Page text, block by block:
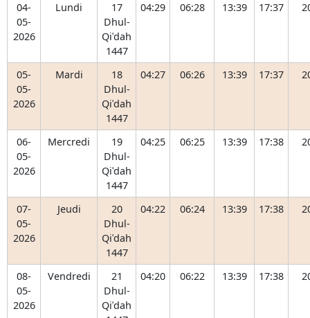
04-
05-
2026
Lundi
17
Dhul-
Qiʿdah
1447
04:29 06:28 13:39 17:37
05-
05-
2026
Mardi
18
Dhul-
Qiʿdah
1447
04:27 06:26 13:39 17:37
06-
05-
2026
Mercredi
19
Dhul-
Qiʿdah
1447
04:25 06:25 13:39 17:38
07-
05-
2026
Jeudi
20
Dhul-
Qiʿdah
1447
04:22 06:24 13:39 17:38
08-
05-
2026
Vendredi
21
Dhul-
Qiʿdah
04:20 06:22 13:39 17:38